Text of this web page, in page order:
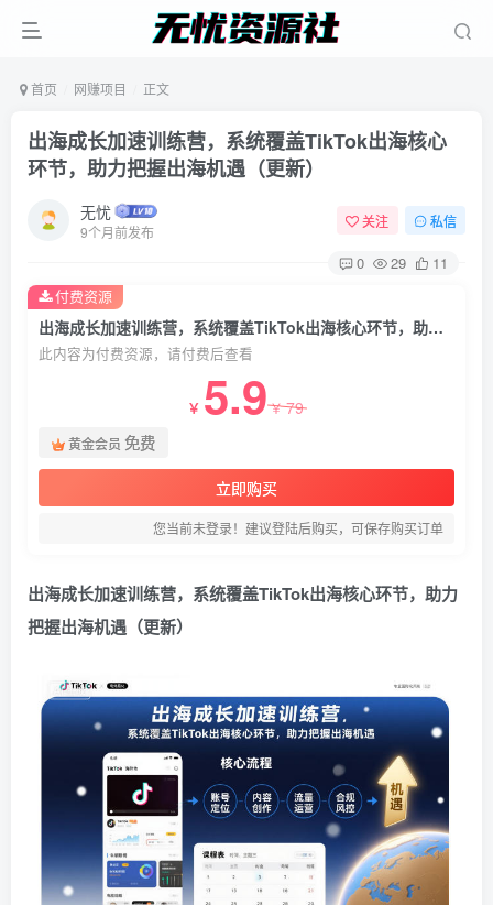
首页 网赚项目 正文
出海成长加速训练营，系统覆盖TikTok出海核心
环节，助力把握出海机遇（更新）
无忧
9个月前发布
关注 私信
0 29 11
出海成长加速训练营，系统覆盖TikTok出海核心环节，助力把握出海机遇（更新）
此内容为付费资源，请付费后查看
￥ 5.9￥79
黄金会员 免费
立即购买
您当前未登录！建议登陆后购买，可保存购买订单
付费资源
出海成长加速训练营，系统覆盖TikTok出海核心环节，助力
把握出海机遇（更新）